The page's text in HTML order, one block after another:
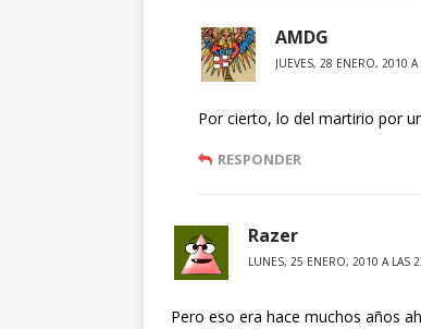
AMDG
JUEVES, 28 ENERO, 2010
Por cierto, lo del martirio por
RESPONDER
Razer
LUNES, 25 ENERO, 2010 A LAS
Pero eso era hace muchos años